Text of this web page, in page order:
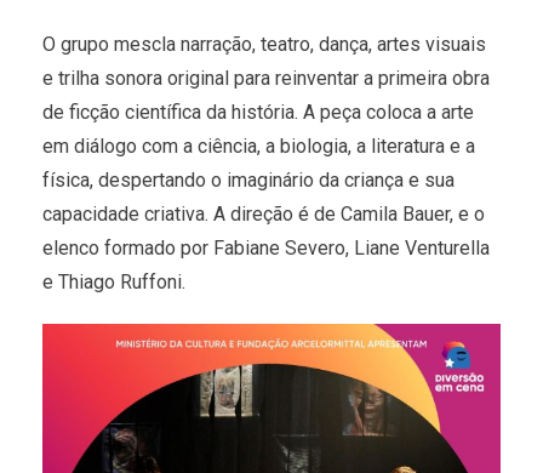
O grupo mescla narração, teatro, dança, artes visuais
e trilha sonora original para reinventar a primeira obra
de ficção científica da história. A peça coloca a arte
em diálogo com a ciência, a biologia, a literatura e a
física, despertando o imaginário da criança e sua
capacidade criativa. A direção é de Camila Bauer, e o
elenco formado por Fabiane Severo, Liane Venturella
e Thiago Ruffoni.